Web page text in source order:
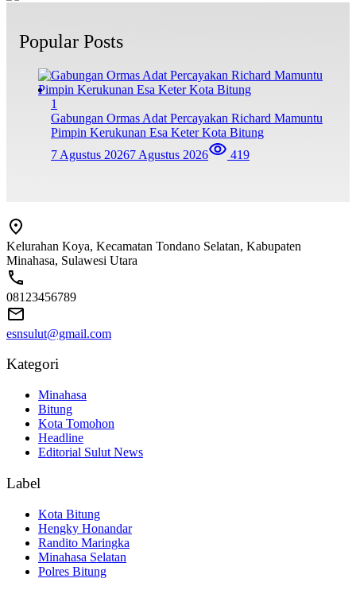
Popular Posts
1
Gabungan Ormas Adat Percayakan Richard Mamuntu
Pimpin Kerukunan Esa Keter Kota Bitung
7 Agustus 20267 Agustus 2026 419
Kelurahan Koya, Kecamatan Tondano Selatan, Kabupaten
Minahasa, Sulawesi Utara
08123456789
esnsulut@gmail.com
Kategori
Minahasa
Bitung
Kota Tomohon
Headline
Editorial Sulut News
Label
Kota Bitung
Hengky Honandar
Randito Maringka
Minahasa Selatan
Polres Bitung